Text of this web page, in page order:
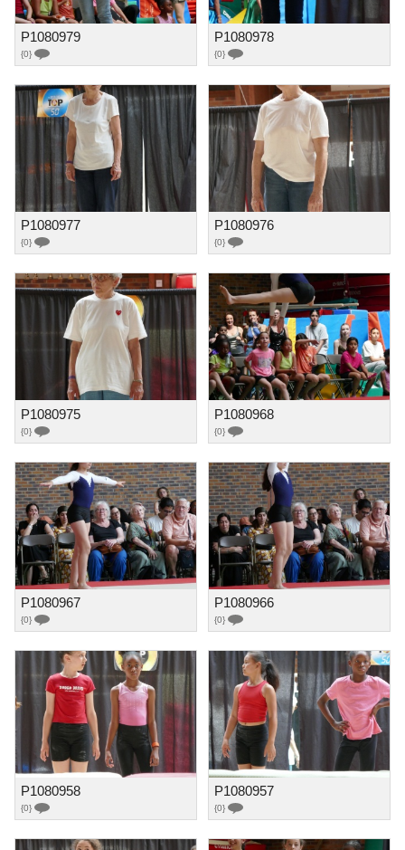
P1080979
{0}
P1080978
{0}
P1080977
{0}
P1080976
{0}
P1080975
{0}
P1080968
{0}
P1080967
{0}
P1080966
{0}
P1080958
{0}
P1080957
{0}